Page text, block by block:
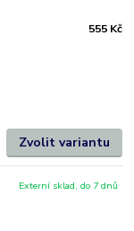
555 Kč
Zvolit variantu
Externí sklad, do 7 dnů